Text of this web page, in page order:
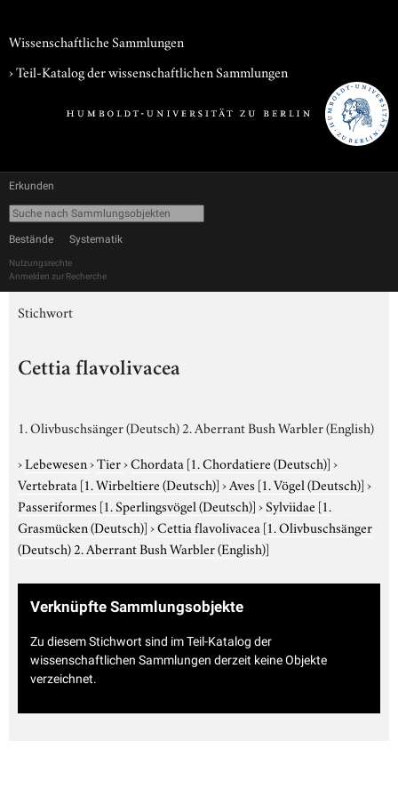
Wissenschaftliche Sammlungen
› Teil-Katalog der wissenschaftlichen Sammlungen
Erkunden
Bestände Systematik
Nutzungsrechte
Anmelden zur Recherche
Stichwort
Cettia flavolivacea
1. Olivbuschsänger (Deutsch) 2. Aberrant Bush Warbler (English)
›Lebewesen›Tier›Chordata [1. Chordatiere (Deutsch)]›
Vertebrata [1. Wirbeltiere (Deutsch)]›Aves [1. Vögel (Deutsch)]›
Passeriformes [1. Sperlingsvögel (Deutsch)]›Sylviidae [1.
Grasmücken (Deutsch)]›Cettia flavolivacea [1. Olivbuschsänger
(Deutsch) 2. Aberrant Bush Warbler (English)]
Verknüpfte Sammlungsobjekte
Zu diesem Stichwort sind im Teil-Katalog der
wissenschaftlichen Sammlungen derzeit keine Objekte
verzeichnet.